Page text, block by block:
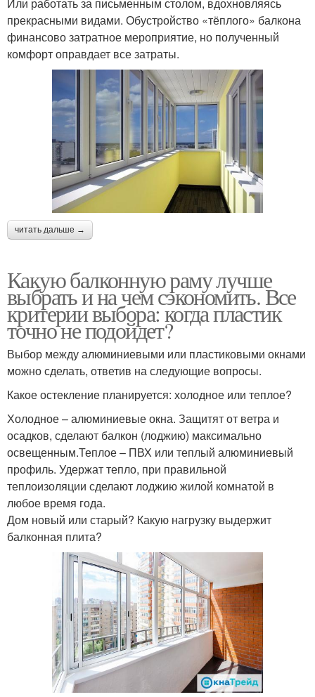
прекрасными видами. Обустройство «тёплого» балкона
финансово затратное мероприятие, но полученный
комфорт оправдает все затраты.
читать дальше →
Какую балконную раму лучше
выбрать и на чем сэкономить. Все
критерии выбора: когда пластик
точно не подойдет?
Выбор между алюминиевыми или пластиковыми окнами
можно сделать, ответив на следующие вопросы.
Какое остекление планируется: холодное или теплое?
Холодное – алюминиевые окна. Защитят от ветра и
осадков, сделают балкон (лоджию) максимально
освещенным.Теплое – ПВХ или теплый алюминиевый
профиль. Удержат тепло, при правильной
теплоизоляции сделают лоджию жилой комнатой в
любое время года.
Дом новый или старый? Какую нагрузку выдержит
балконная плита?